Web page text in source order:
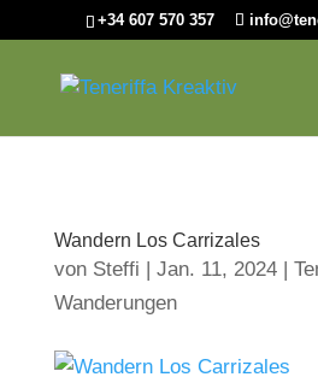
+34 607 570 357
Wandern Los Carrizales
von Steffi | Jan. 11, 2024|
Wanderungen